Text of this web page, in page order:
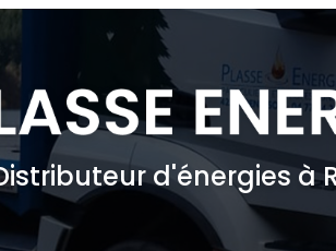
/ Granulés de bois
vrac / palette
et informations
Fioul domestique
Charbon
d'énergies à